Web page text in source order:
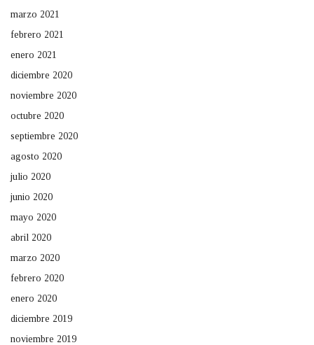
marzo 2021
febrero 2021
enero 2021
diciembre 2020
noviembre 2020
octubre 2020
septiembre 2020
agosto 2020
julio 2020
junio 2020
mayo 2020
abril 2020
marzo 2020
febrero 2020
enero 2020
diciembre 2019
noviembre 2019